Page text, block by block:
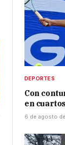
DEPORTES
Con
en
6 de agosto